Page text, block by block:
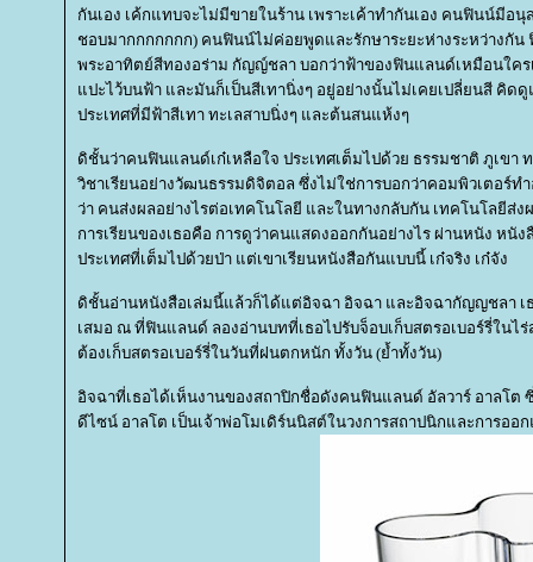
กันเอง เค้กแทบจะไม่มีขายในร้าน เพราะเค้าทำกันเอง คนฟินน์มีอ
ชอบมากกกกกกก) คนฟินน์ไม่ค่อยพูดและรักษาระยะห่างระหว่างกั
พระอาทิตย์สีทองอร่าม กัญญ์ชลา บอกว่าฟ้าของฟินแลนด์เหมือนใคร
ปะไว้บนฟ้า และมันก็เป็นสีเทานิ่งๆ อยู่อย่างนั้นไม่เคยเปลี่ยนสี คิดดู
ประเทศที่มีฟ้าสีเทา ทะเลสาบนิ่งๆ และต้นสนแห้งๆ
ดิชั้นว่าคนฟินแลนด์เก๋เหลือใจ ประเทศเต็มไปด้วย ธรรมชาติ ภูเขา
วิชาเรียนอย่างวัฒนธรรมดิจิตอล ซึ่งไม่ใช่การบอกว่าคอมพิวเตอร์ท
ว่า คนส่งผลอย่างไรต่อเทคโนโลยี และในทางกลับกัน เทคโนโลยีส่
การเรียนของเธอคือ การดูว่าคนแสดงออกกันอย่างไร ผ่านหนัง หนัง
ประเทศที่เต็มไปด้วยป่า แต่เขาเรียนหนังสือกันแบบนี้ เก๋จริง เก๋จัง
ดิชั้นอ่านหนังสือเล่มนี้แล้วก็ได้แต่อิจฉา อิจฉา และอิจฉากัญญชลา เ
เสมอ ณ ที่ฟินแลนด์ ลองอ่านบทที่เธอไปรับจ็อบเก็บสตรอเบอร์รี่ในไ
ต้องเก็บสตรอเบอร์รี่ในวันที่ฝนตกหนัก ทั้งวัน (ย้ำทั้งวัน)
อิจฉาที่เธอได้เห็นงานของสถาปิกชื่อดังคนฟินแลนด์ อัลวาร์ อาลโต
ดีไซน์ อาลโต เป็นเจ้าพ่อโมเดิร์นนิสต์ในวงการสถาปนิกและการออ